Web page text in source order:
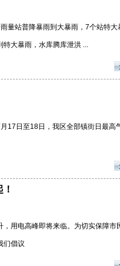
量站普降暴雨到大暴雨，7个站特
大暴雨，水库腾库泄洪 ...
17日至18日，我区全部镇街日最
用电高峰即将来临。为切实保障市
们倡议